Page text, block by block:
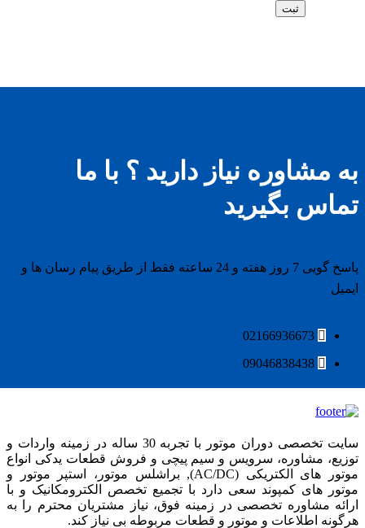
به مشاوره نیاز دارید ؟ با ما
تماس بگیرید
پاسخ گویی 7 روز هفته و 24 ساعته فقط از طریق پیام رسان ها و
ایمیل
02166936673
09046838438
سایت تخصصی دوران موتور با تجربه 30 ساله در زمینه واردات و
توزیع، مشاوره، سرویس و سیم پیچی و فروش قطعات یدکی انواع
موتور های الکتریکی (AC/DC), براشلس موتور، استپر موتور و
موتور های کمپوند سعی دارد با تجمیع تخصص الکترومکانیک و با
ارائه مشاوره تخصصی در زمینه فوق، نیاز مشتریان محترم را به
هرگونه اطلاعات و موتور و قطعات مربوطه بی نیاز کند.